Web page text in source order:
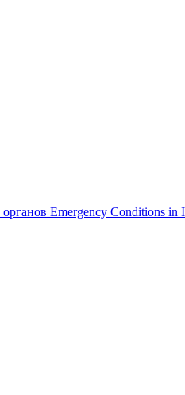
Emergency Conditions in